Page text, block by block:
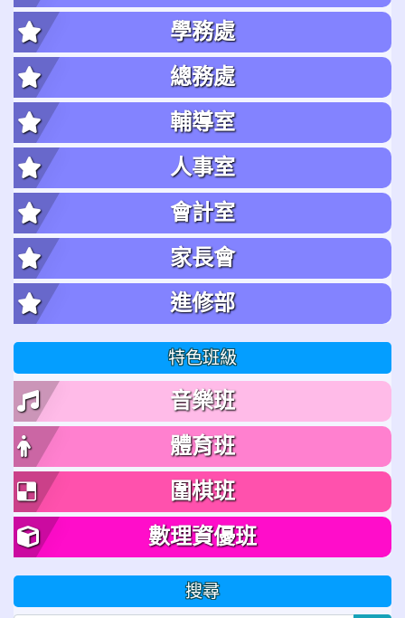
學務處
總務處
輔導室
人事室
會計室
家長會
進修部
特色班級
音樂班
體育班
圍棋班
數理資優班
搜尋